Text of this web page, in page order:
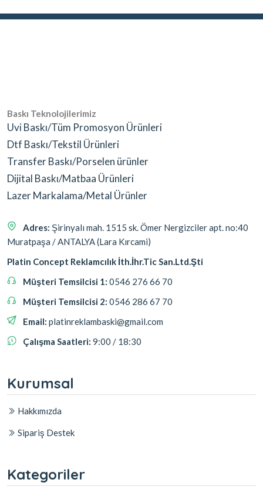
Baskı Teknolojilerimiz
Uvi Baskı/Tüm Promosyon Ürünleri
Dtf Baskı/Tekstil Ürünleri
Transfer Baskı/Porselen ürünler
Dijital Baskı/Matbaa Ürünleri
Lazer Markalama/Metal Ürünler
Adres: Şirinyalı mah. 1515 sk. Ömer Nergizciler apt. no:40
Muratpaşa / ANTALYA (Lara Kırcami)
Platin Concept Reklamcılık İth.İhr.Tic San.Ltd.Şti
Müşteri Temsilcisi 1: 0546 276 66 70
Müşteri Temsilcisi 2: 0546 286 67 70
Email: platinreklambaski@gmail.com
Çalışma Saatleri: 9:00 / 18:30
Kurumsal
Hakkımızda
Sipariş Destek
Kategoriler